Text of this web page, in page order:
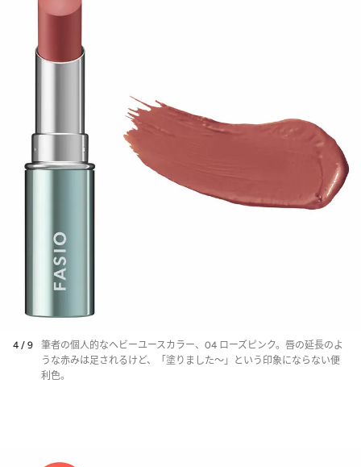
4 / 9
筆者の個人的なヘビーユースカラー、04 ローズピンク。唇の延長のよ
うな赤みは足されるけど、「塗りました～」という印象にならない便
利色。